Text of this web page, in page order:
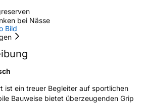
A
bei Nässe
Bild
ist ein treuer Begleiter auf sportlichen
Bauweise bietet überzeugenden Grip